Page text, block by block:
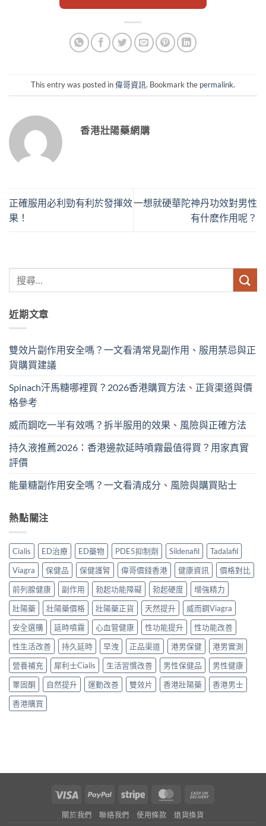
This entry was posted in偉哥資訊. Bookmark the permalink.
香港壯陽藥網購
正確服用必利勁有利於發揮效
果！
一想就硬華陀神丹功效對男性
有什麽作用呢？
近期文章
雙效片副作用安全嗎？一文看清常見副作用、服用禁忌與正
貨購買建議
Spinach汗馬糖哪裡買？2026香港購買方法、正貨渠道與價
格參考
威而鋼吃一半有效嗎？拆半服用的效果、風險與正確方法
持久液推薦2026：香港邊款延時噴霧最值得買？用家真實
評價
能量糖副作用安全嗎？一文看清成分、風險與購買貼士
熱點關注
Cialis ED治療 ED藥物 PDE5抑制劑 Sildenafil
Tadalafil
Viagra
保健品 保健護腎 偉哥價錢香港 健康資訊
價格對比
前列腺健康
副作用 勃起功能障礙 勃起硬度
增強精力
壯陽藥
壯陽藥價格 壯陽藥正貨 天然提升
威而鋼Viagra
安全選購
延時噴霧 心血管健康 性功能提升
性功能改善
性生活改善
持久延時 早洩 正品渠道 港男保健
港男實測
營養補充
犀利士Cialis 生活習慣改善 男性保健品
男性健康
睪固酮
自然提升 運動改善 雙效片 香港壯陽藥
香港男士
香港購買
Visa PayPal Stripe MasterCard
關於我們 聯絡我們 使用條款 退貨換貨